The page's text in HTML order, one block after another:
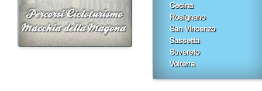
Cecina
Rosignano
San Vincenzo
Sassetta
Suvereto
Volterra